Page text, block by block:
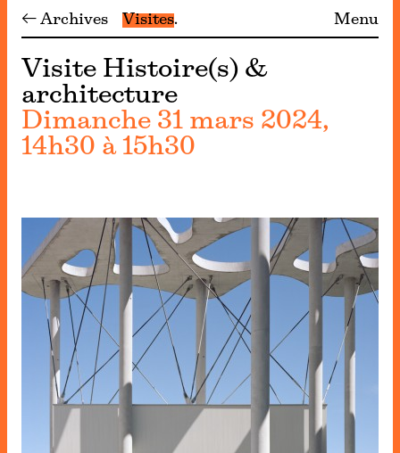
← Archives Visites Menu
Visite Histoire(s) &
architecture
Dimanche 31 mars 2024,
14h30 à 15h30